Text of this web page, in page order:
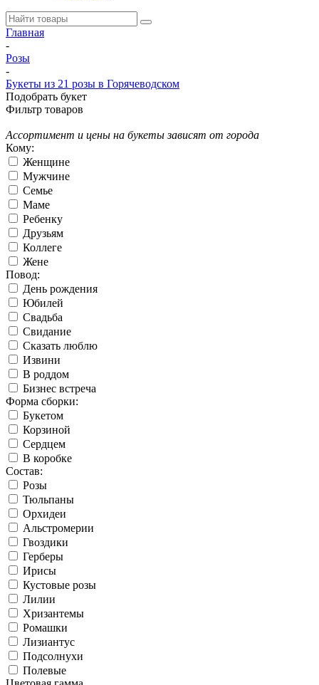
Главная
-
Розы
-
Букеты из 21 розы в Горячеводском
Подобрать букет
Фильтр товаров
Ассортимент и цены на букеты зависят от города
Кому:
Женщине
Мужчине
Семье
Маме
Ребенку
Друзьям
Коллеге
Жене
Повод:
День рождения
Юбилей
Свадьба
Свидание
Сказать люблю
Извини
В роддом
Бизнес встреча
Форма сборки:
Букетом
Корзиной
Сердцем
В коробке
Состав:
Розы
Тюльпаны
Орхидеи
Альстромерии
Гвоздики
Герберы
Ирисы
Кустовые розы
Лилии
Хризантемы
Ромашки
Лизиантус
Подсолнухи
Полевые